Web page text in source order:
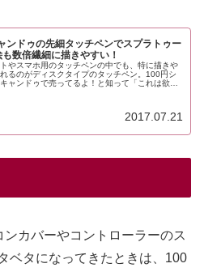
ンドゥの先細タッチペンでスプラトゥー
数倍繊細に描きやすい！
やスマホ用のタッチペンの中でも、特に描きや
るのがディスクタイプのタッチペン。100円シ
ャンドゥで売ってるよ！と知って「これは欲し
2017.07.21
カバーやコントローラーのス
ベタになってきたときは、100